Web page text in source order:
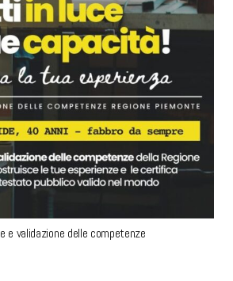
e validazione delle competenze